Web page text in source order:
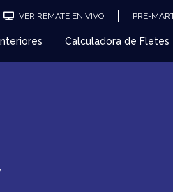
VER REMATE EN VIVO PRE-
Calculadora de Fletes